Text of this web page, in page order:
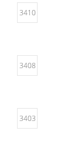
3410
3408
3403